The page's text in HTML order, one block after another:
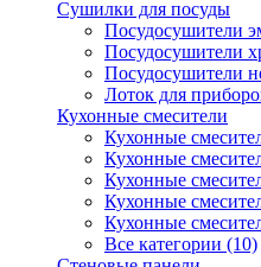
Сушилки для посуды
Посудосушители
Посудосушители
Посудосушители
Лоток для
Кухонные смесители
Кухонные
Кухонные
Кухонные
Кухонные
Кухонные
Все категории (10)